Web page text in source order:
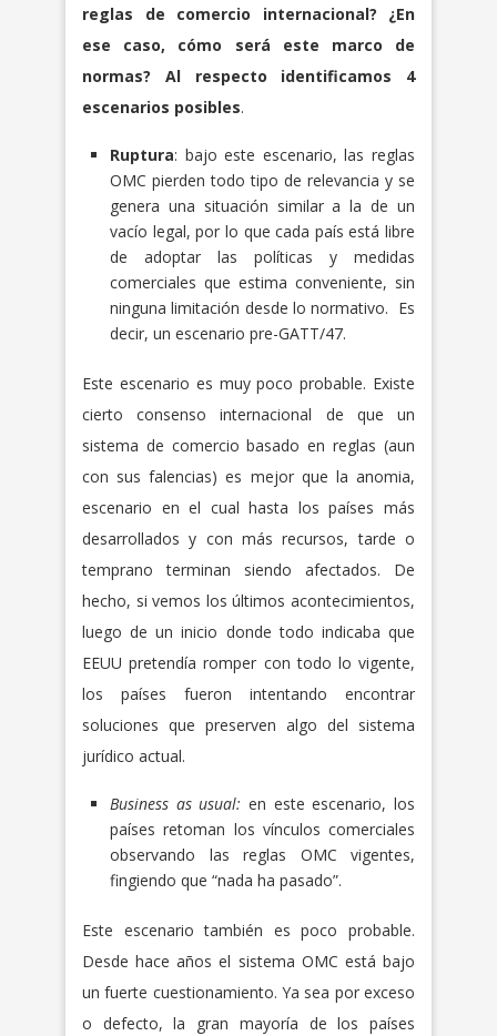
reglas de comercio internacional? ¿En
ese caso, cómo será este marco de
normas? Al respecto identificamos 4
escenarios posibles.
Ruptura: bajo este escenario, las reglas
OMC pierden todo tipo de relevancia y se
genera una situación similar a la de un
vacío legal, por lo que cada país está libre
de adoptar las políticas y medidas
comerciales que estima conveniente, sin
ninguna limitación desde lo normativo. Es
decir, un escenario pre-GATT/47.
Este escenario es muy poco probable. Existe
cierto consenso internacional de que un
sistema de comercio basado en reglas (aun
con sus falencias) es mejor que la anomia,
escenario en el cual hasta los países más
desarrollados y con más recursos, tarde o
temprano terminan siendo afectados. De
hecho, si vemos los últimos acontecimientos,
luego de un inicio donde todo indicaba que
EEUU pretendía romper con todo lo vigente,
los países fueron intentando encontrar
soluciones que preserven algo del sistema
jurídico actual.
Business as usual: en este escenario, los
países retoman los vínculos comerciales
observando las reglas OMC vigentes,
fingiendo que “nada ha pasado”.
Este escenario también es poco probable.
Desde hace años el sistema OMC está bajo
un fuerte cuestionamiento. Ya sea por exceso
o defecto, la gran mayoría de los países